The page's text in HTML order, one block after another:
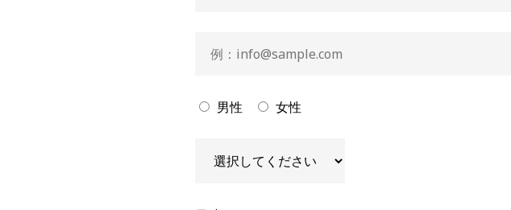
男性 女性